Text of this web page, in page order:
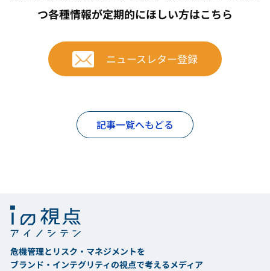
つ各種情報が定期的にほしい方はこちら
ニュースレター登録
記事一覧へもどる
危機管理とリスク・マネジメントを
ブランド・インテグリティの視点で考えるメディア